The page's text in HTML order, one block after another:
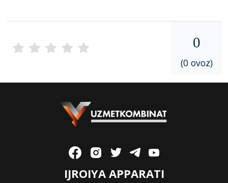
0
(0 ovoz)
IJROIYA APPARATI